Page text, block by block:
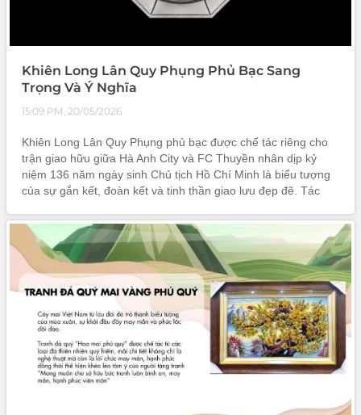
Khiên Long Lân Quy Phụng Phủ Bạc Sang
Trọng Và Ý Nghĩa
15:09 PM, 20/05/2026
Khiên Long Lân Quy Phụng phủ bạc được chế tác riêng cho
trận giao hữu giữa Hà Anh City và FC Thuyền nhân dịp kỷ
niệm 136 năm ngày sinh Chủ tịch Hồ Chí Minh là biểu tượng
của sự gắn kết, đoàn kết và tinh thần giao lưu đẹp đẽ. Tác
thủy và nghệ thuật sâu sắc, trở thành dấu ấn đặc biệt cho sự
kiện đầy ý nghĩa.